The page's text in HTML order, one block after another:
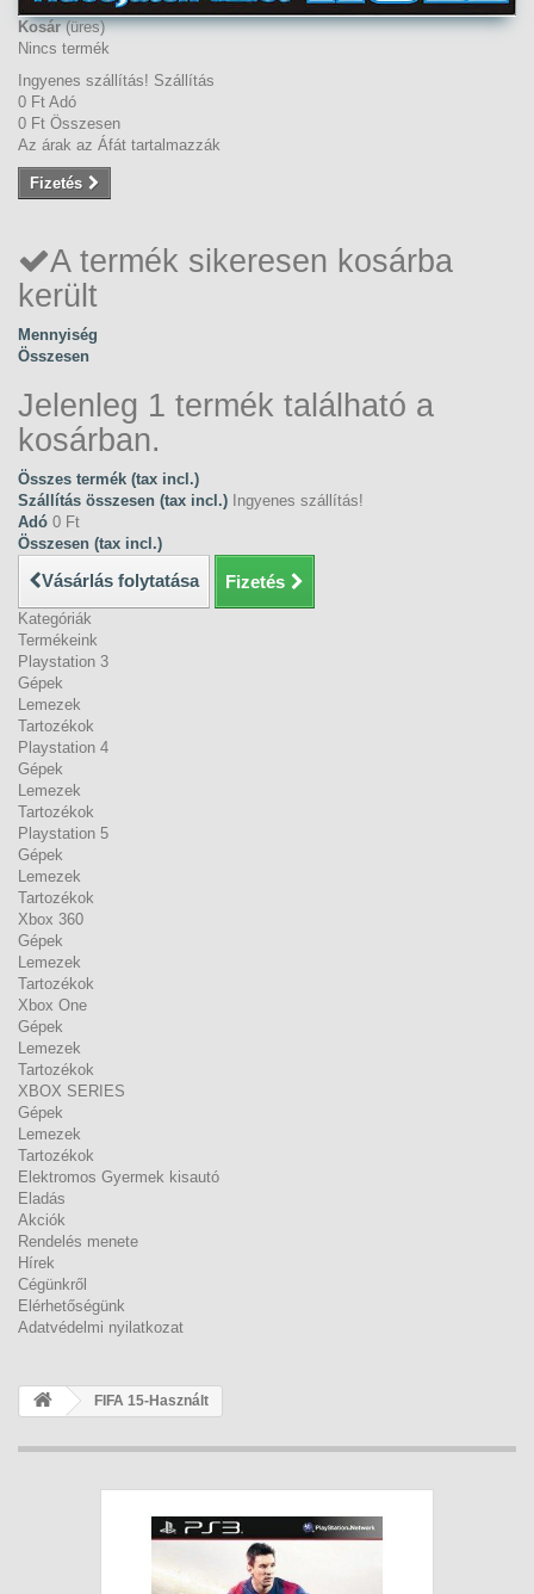
Kosár (üres)
Nincs termék
Ingyenes szállítás! Szállítás
0 Ft‎ Adó
0 Ft‎ Összesen
Az árak az Áfát tartalmazzák
Fizetés
A termék sikeresen kosárba
került
Mennyiség
Összesen
Jelenleg 1 termék található a
kosárban.
Összes termék (tax incl.)
Szállítás összesen (tax incl.) Ingyenes szállítás!
Adó 0 Ft‎
Összesen (tax incl.)
Vásárlás folytatása Fizetés
Kategóriák
Termékeink
Playstation 3
Gépek
Lemezek
Tartozékok
Playstation 4
Gépek
Lemezek
Tartozékok
Playstation 5
Gépek
Lemezek
Tartozékok
Xbox 360
Gépek
Lemezek
Tartozékok
Xbox One
Gépek
Lemezek
Tartozékok
XBOX SERIES
Gépek
Lemezek
Tartozékok
Elektromos Gyermek kisautó
Eladás
Akciók
Rendelés menete
Hírek
Cégünkről
Elérhetőségünk
Adatvédelmi nyilatkozat
FIFA 15-Használt